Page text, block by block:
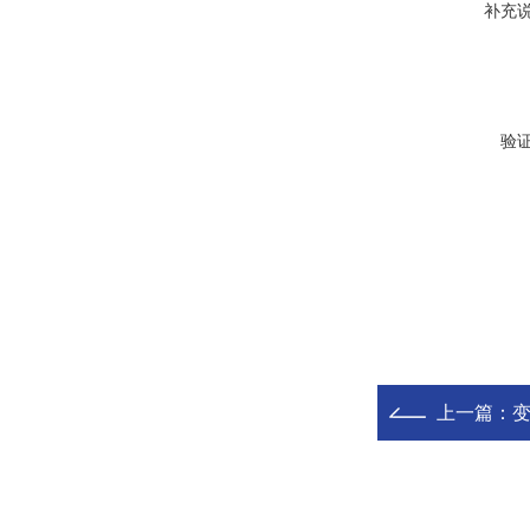
补充
验
上一篇：